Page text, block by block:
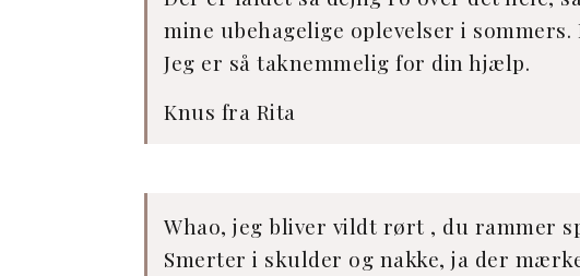
mine ubehagelige oplevelser i
Jeg er så taknemmelig for din hjælp.
Knus fra Rita
Whao, jeg bliver vildt rørt , du rammer
Smerter i skulder og nakke, ja der